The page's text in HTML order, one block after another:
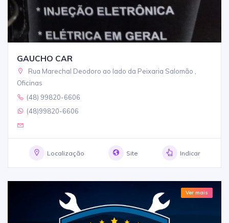
GAUCHO CAR
Rua Marechal Deodoro ao lado da Peixaria Salomão ,
Oficinas
(48) 99820-6606
(48)99820-6606
Localização Site Indicar
Ver mais